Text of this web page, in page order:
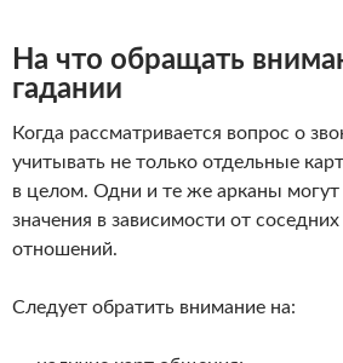
На что обращать
гадании
Когда рассматривается вопрос о
учитывать не только отдельные
в целом. Одни и те же арканы
значения в зависимости от соседних
отношений.
Следует обратить внимание на: